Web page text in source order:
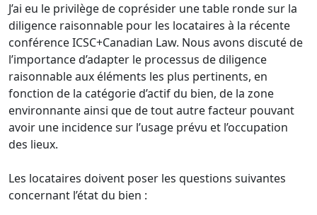
J’ai eu le privilège de coprésider une table ronde sur la
diligence raisonnable pour les locataires à la récente
conférence ICSC+Canadian Law. Nous avons discuté de
l’importance d’adapter le processus de diligence
raisonnable aux éléments les plus pertinents, en
fonction de la catégorie d’actif du bien, de la zone
environnante ainsi que de tout autre facteur pouvant
avoir une incidence sur l’usage prévu et l’occupation
des lieux.
Les locataires doivent poser les questions suivantes
concernant l’état du bien :